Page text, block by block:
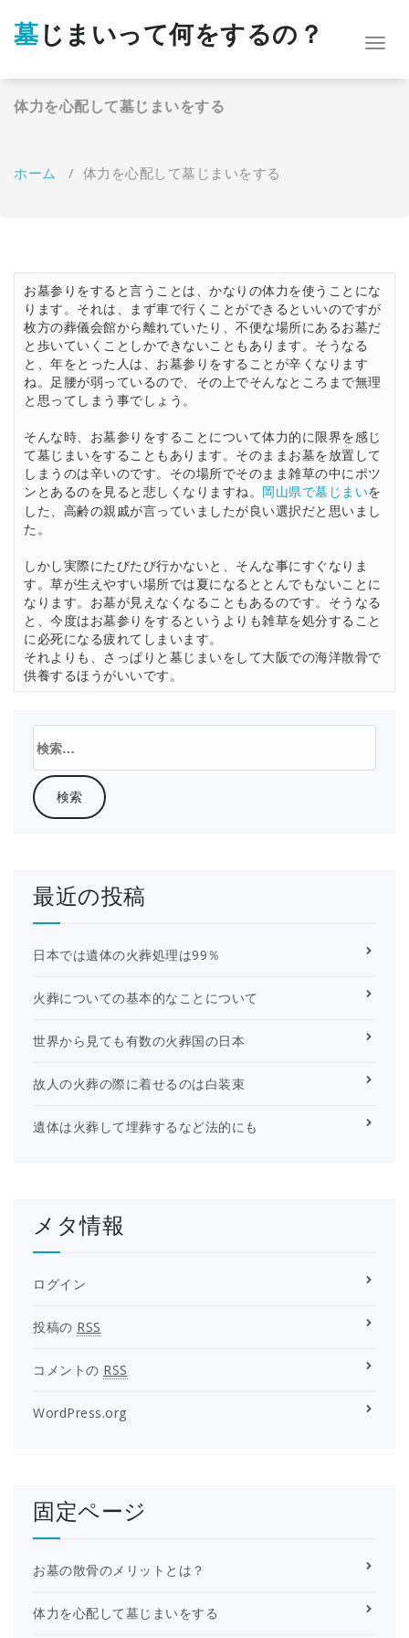
ツ
墓じまいって何をするの？
体力を心配して墓じまいをする
ホーム / 体力を心配して墓じまいをする
お墓参りをすると言うことは、かなりの体力を使うことにな
ります。それは、まず車で行くことができるといいのですが
枚方の葬儀会館から離れていたり、不便な場所にあるお墓だ
と歩いていくことしかできないこともあります。そうなる
と、年をとった人は、お墓参りをすることが辛くなります
ね。足腰が弱っているので、その上でそんなところまで無理
と思ってしまう事でしょう。
そんな時、お墓参りをすることについて体力的に限界を感じ
て墓じまいをすることもあります。そのままお墓を放置して
しまうのは辛いのです。その場所でそのまま雑草の中にポツ
ンとあるのを見ると悲しくなりますね。 岡山県で墓じまいを
した、高齢の親戚が言っていましたが良い選択だと思いまし
た。
しかし実際にたびたび行かないと、そんな事にすぐなりま
す。草が生えやすい場所では夏になるととんでもないことに
なります。お墓が見えなくなることもあるのです。そうなる
と、今度はお墓参りをするというよりも雑草を処分すること
に必死になる疲れてしまいます。
それよりも、さっぱりと墓じまいをして大阪での海洋散骨で
供養するほうがいいです。
索:
最近の投稿
日本では遺体の火葬処理は99％
火葬についての基本的なことについて
世界から見ても有数の火葬国の日本
故人の火葬の際に着せるのは白装束
遺体は火葬して埋葬するなど法的にも
メタ情報
ログイン
投稿の RSS
コメントの RSS
WordPress.org
固定ページ
お墓の散骨のメリットとは？
体力を心配して墓じまいをする